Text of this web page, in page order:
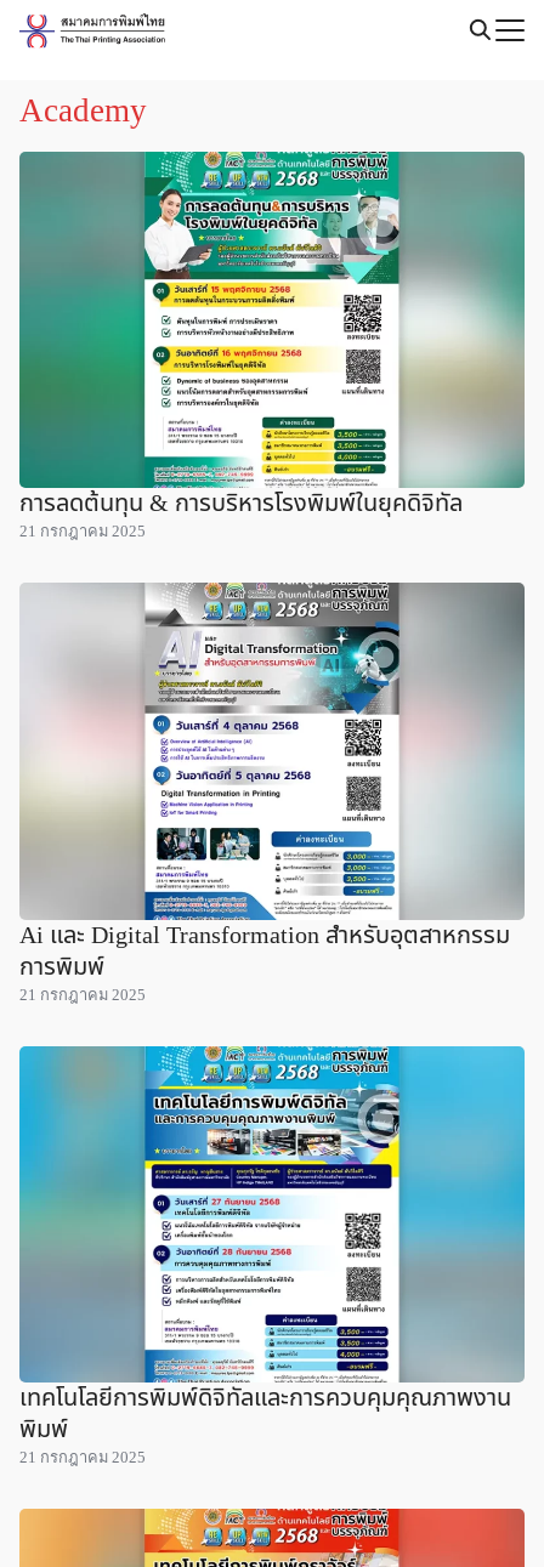
Skip
for:
Academy
การลดต้นทุน & การบริหารโรงพิมพ์ในยุคดิจิทัล
21 กรกฎาคม 2025
Ai และ Digital Transformation สำหรับอุตสาหกรรม
การพิมพ์
21 กรกฎาคม 2025
เทคโนโลยีการพิมพ์ดิจิทัลและการควบคุมคุณภาพงาน
พิมพ์
21 กรกฎาคม 2025